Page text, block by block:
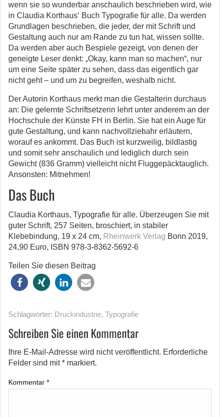
wenn sie so wunderbar anschaulich beschrieben wird, wie
in Claudia Korthaus‘ Buch Typografie für alle. Da werden
Grundlagen beschrieben, die jeder, der mit Schrift und
Gestaltung auch nur am Rande zu tun hat, wissen sollte.
Da werden aber auch Bespiele gezeigt, von denen der
geneigte Leser denkt: „Okay, kann man so machen“, nur
um eine Seite später zu sehen, dass das eigentlich gar
nicht geht – und um zu begreifen, weshalb nicht.
Der Autorin Korthaus merkt man die Gestalterin durchaus
an: Die gelernte Schriftsetzerin lehrt unter anderem an der
Hochschule der Künste FH in Berlin. Sie hat ein Auge für
gute Gestaltung, und kann nachvollziebahr erläutern,
worauf es ankommt. Das Buch ist kurzweilig, bildlastig
und somit sehr anschaulich und lediglich durch sein
Gewicht (836 Gramm) vielleicht nicht Fluggepäcktauglich.
Ansonsten: Mitnehmen!
Das Buch
Claudia Korthaus, Typografie für alle. Überzeugen Sie mit
guter Schrift, 257 Seiten, broschiert, in stabiler
Klebebindung, 19 x 24 cm, Rheinwerk Verlag Bonn 2019,
24,90 Euro, ISBN 978-3-8362-5692-6
Teilen Sie diesen Beitrag
Schlagwörter: Druckindustrie, Typografie
Schreiben Sie einen Kommentar
Ihre E-Mail-Adresse wird nicht veröffentlicht. Erforderliche
Felder sind mit* markiert.
Kommentar *